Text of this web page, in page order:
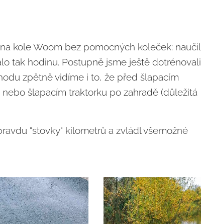
kole Woom bez pomocných koleček: naučil
tak hodinu. Postupně jsme ještě dotrénovali
zpětně vidíme i to, že před šlapacím
šlapacím traktorku po zahradě (důležitá
"stovky" kilometrů a zvládl všemožné